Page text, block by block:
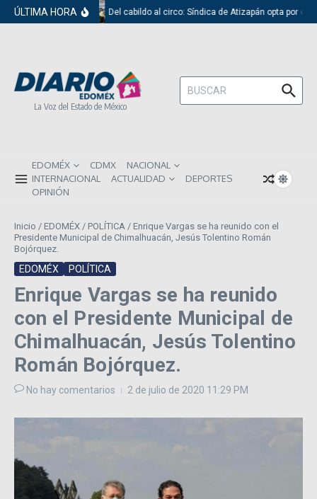
Saltar al contenido
ÚLTIMA HORA Del cabildo al circo: Síndica de Atizapán opta por el
La Voz del Estado de México
Buscar:
EDOMÉX CDMX
NACIONAL
INTERNACIONAL
ACTUALIDAD
DEPORTES
OPINIÓN
Inicio / EDOMÉX / POLÍTICA / Enrique Vargas se ha reunido con el
Presidente Municipal de Chimalhuacán, Jesús Tolentino Román
Bojórquez.
EDOMÉX POLÍTICA
Enrique Vargas se ha reunido
con el Presidente Municipal de
Chimalhuacán, Jesús Tolentino
Román Bojórquez.
No hay comentarios 2 de julio de 2020 11:29 PM